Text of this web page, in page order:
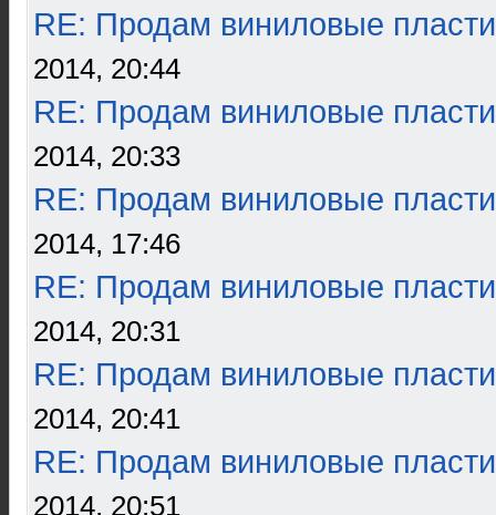
RE: Продам виниловые
2014, 20:44
RE: Продам виниловые
2014, 20:33
RE: Продам виниловые
2014, 17:46
RE: Продам виниловые
2014, 20:31
RE: Продам виниловые
2014, 20:41
RE: Продам виниловые
2014, 20:51